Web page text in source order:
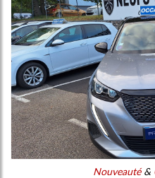
Nouveauté&